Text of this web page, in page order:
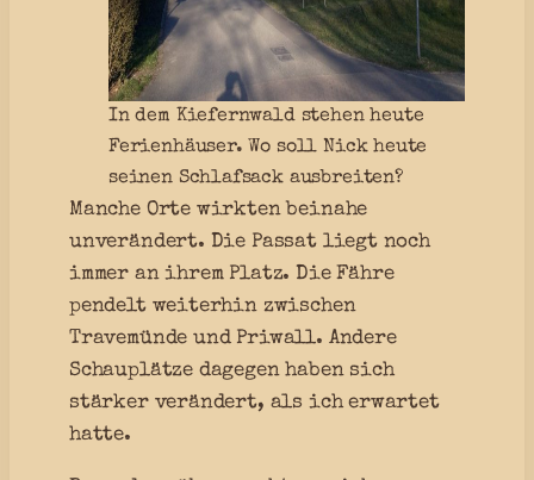
In dem Kiefernwald stehen heute
Ferienhäuser. Wo soll Nick heute
seinen Schlafsack ausbreiten?
Manche Orte wirkten beinahe
unverändert. Die Passat liegt noch
immer an ihrem Platz. Die Fähre
pendelt weiterhin zwischen
Travemünde und Priwall. Andere
Schauplätze dagegen haben sich
stärker verändert, als ich erwartet
hatte.